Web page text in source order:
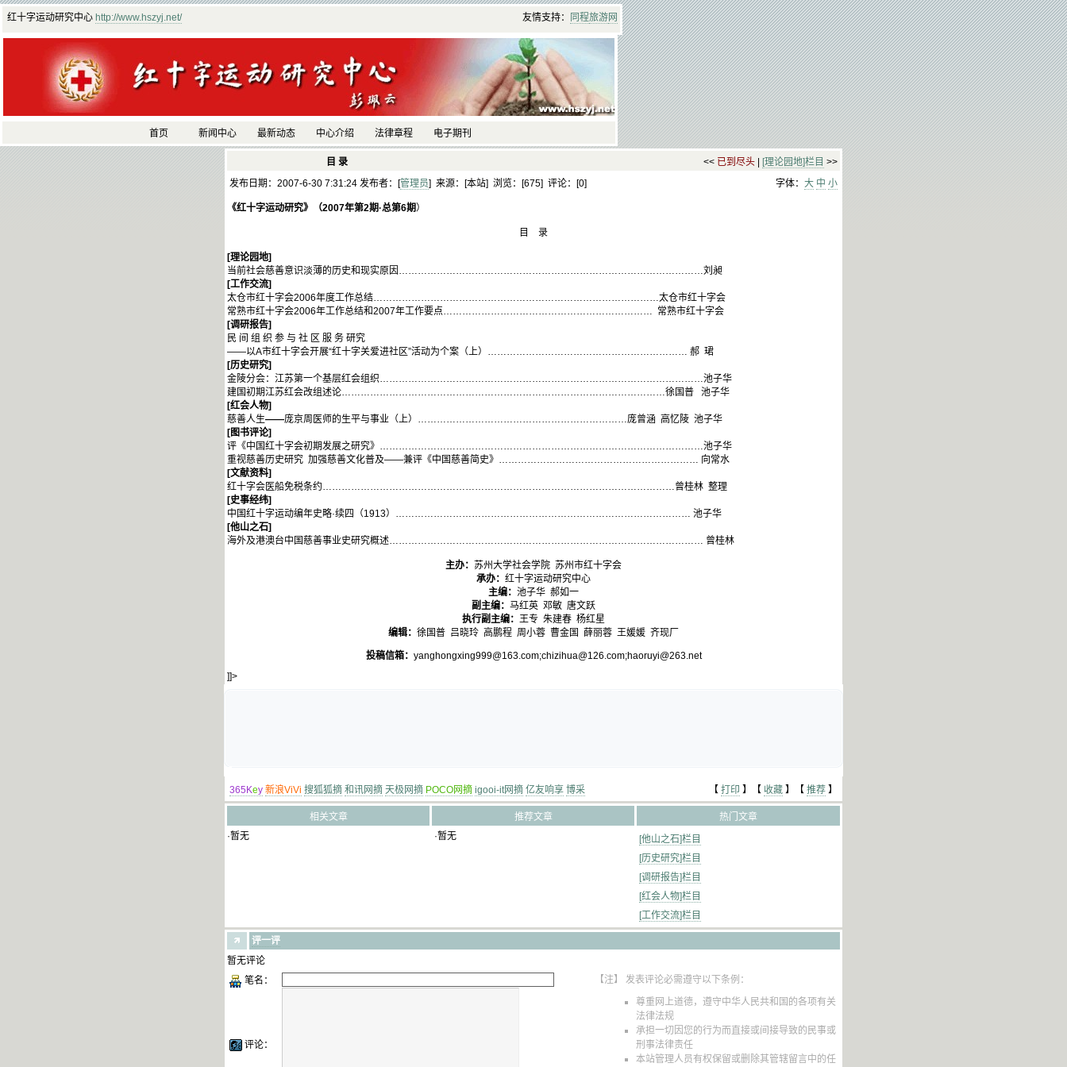
红十字运动研究中心 http://www.hszyj.net/ 友情支持： 同程旅游网
首页 新闻中心 最新动态 中心介绍 法律章程 电子期刊
目 录 << 已到尽头 [理论园地]栏目 >>
发布日期：2007-6-30 7:31:24 发布者：[管理员] 来源：[本站] 浏览：[675] 评论：[0] 字体： 大 中 小
《红十字运动研究》（2007年第2期·总第6期）
目 录
[理论园地]
当前社会慈善意识淡薄的历史和现实原因……………………………………………………………………………………刘昶
[工作交流]
太仓市红十字会2006年度工作总结………………………………………………………………………………太仓市红十字会
常熟市红十字会2006年工作总结和2007年工作要点………………………………………………………… 常熟市红十字会
[调研报告]
民 间 组 织 参 与 社 区 服 务 研究
——以A市红十字会开展“红十字关爱进社区”活动为个案（上）……………………………………………………… 郝 珺
[历史研究]
金陵分会：江苏第一个基层红会组织…………………………………………………………………………………………池子华
建国初期江苏红会改组述论…………………………………………………………………………………………徐国普 池子华
[红会人物]
慈善人生——庞京周医师的生平与事业（上）…………………………………………………………庞曾涵 高忆陵 池子华
[图书评论]
评《中国红十字会初期发展之研究》…………………………………………………………………………………………池子华
重视慈善历史研究 加强慈善文化普及——兼评《中国慈善简史》……………………………………………………… 向常水
[文献资料]
红十字会医船免税条约…………………………………………………………………………………………………曾桂林 整理
[史事经纬]
中国红十字运动编年史略·续四（1913）………………………………………………………………………………… 池子华
[他山之石]
海外及港澳台中国慈善事业史研究概述……………………………………………………………………………………… 曾桂林
主办： 苏州大学社会学院 苏州市红十字会
承办： 红十字运动研究中心
主编： 池子华 郝如一
副主编： 马红英 邓敏 唐文跃
执行副主编： 王专 朱建春 杨红星
编辑： 徐国普 吕晓玲 高鹏程 周小蓉 曹金国 薛丽蓉 王媛媛 齐现厂
投稿信箱： yanghongxing999@163.com;chizihua@126.com;haoruyi@263.net
]]>
365Key 新浪ViVi 搜狐狐摘 和讯网摘 天极网摘 POCO网摘 igooi-it网摘 亿友响享 博采 【 打印 】【 收藏 】【 推荐 】
相关文章 推荐文章
热门文章
·暂无
·暂无
[他山之石]栏目
[历史研究]栏目
[调研报告]栏目
[红会人物]栏目
[工作交流]栏目
评一评
暂无评论
笔名：
评论：
【注】 发表评论必需遵守以下条例：
尊重网上道德，遵守中华人民共和国的各项有关
法律法规
承担一切因您的行为而直接或间接导致的民事或
刑事法律责任
本站管理人员有权保留或删除其管辖留言中的任